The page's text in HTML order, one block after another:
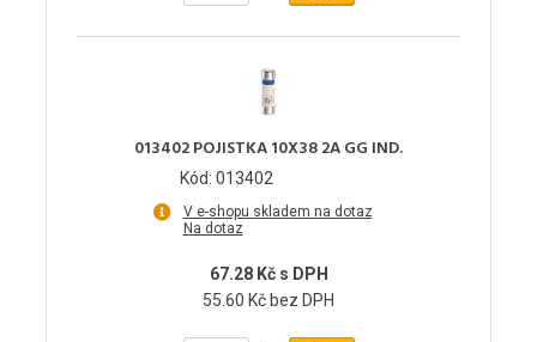
013402 POJISTKA 10X38 2A GG IND.
Kód: 013402
V e-shopu skladem na dotaz
Na dotaz
67.28 Kč s DPH
55.60 Kč bez DPH